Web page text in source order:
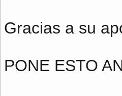
Gracias a su
PONE ESTO